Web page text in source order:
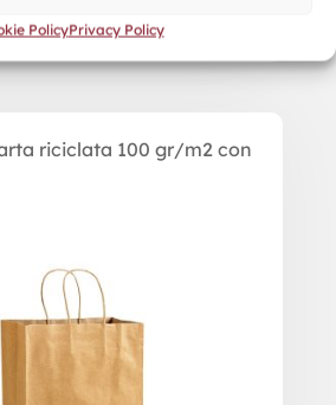
PolicyPrivacy Policy
riciclata 100 gr/m2 con